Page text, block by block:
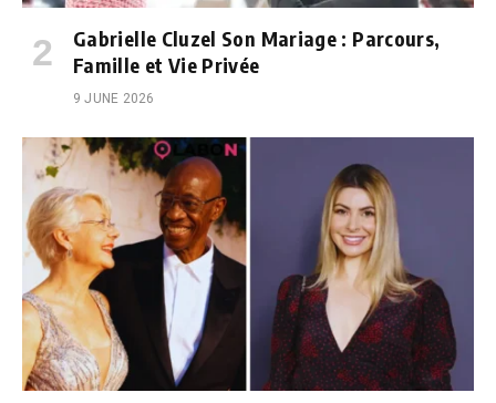
Gabrielle Cluzel Son Mariage : Parcours,
Famille et Vie Privée
9 JUNE 2026